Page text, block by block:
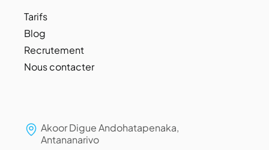
Tarifs
Blog
Recrutement
Nous contacter
Akoor Digue Andohatapenaka,
Antananarivo